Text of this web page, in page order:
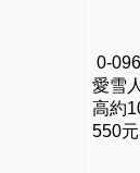
0-
愛雪
高約
550元